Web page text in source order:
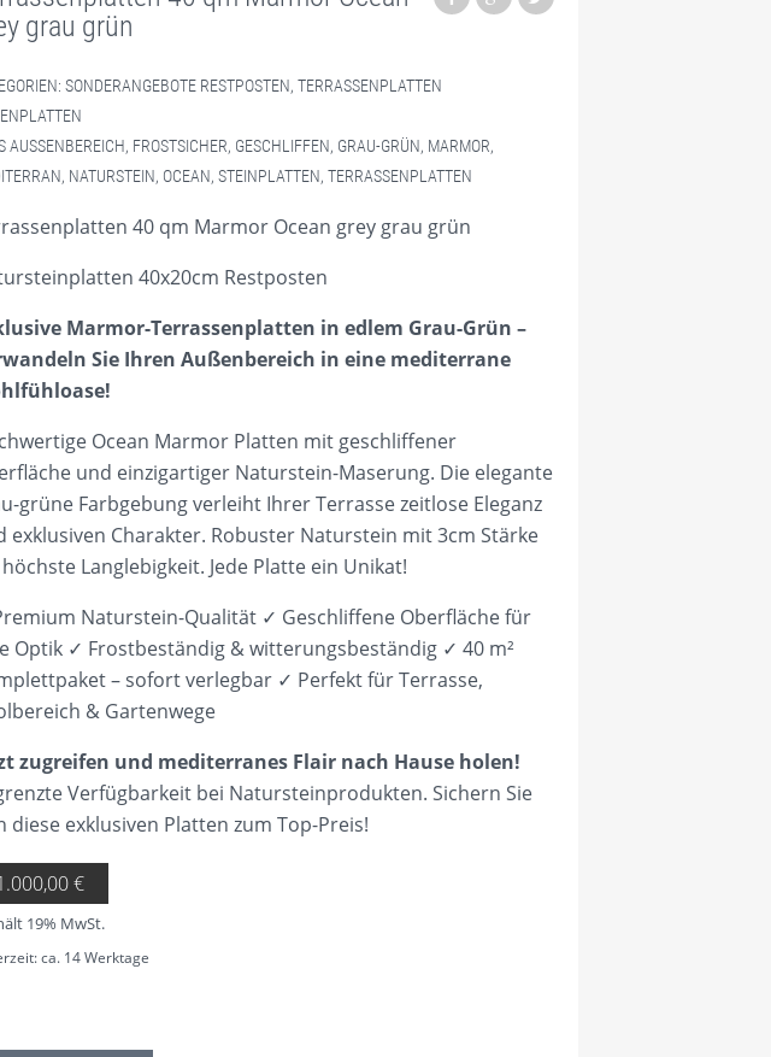
grau grün
SONDERANGEBOTE RESTPOSTEN, TERRASSENPLATTEN
AUSSENBEREICH , FROSTSICHER, GESCHLIFFEN, GRAU-GRÜN, MARMOR,
, NATURSTEIN, OCEAN, STEINPLATTEN, TERRASSENPLATTEN
40 qm Marmor Ocean grey grau grün
40x20cm Restposten
Marmor-Terrassenplatten in edlem Grau-Grün –
Sie Ihren Außenbereich in eine mediterrane
Ocean Marmor Platten mit geschliffener
und einzigartiger Naturstein-Maserung. Die elegante
grüne Farbgebung verleiht Ihrer Terrasse zeitlose Eleganz
exklusiven Charakter. Robuster Naturstein mit 3cm Stärke
Langlebigkeit. Jede Platte ein Unikat!
Naturstein-Qualität ✓ Geschliffene Oberfläche für
Optik ✓ Frostbeständig & witterungsbeständig ✓ 40 m²
– sofort verlegbar ✓ Perfekt für Terrasse,
& Gartenwege
zugreifen und mediterranes Flair nach Hause holen!
Verfügbarkeit bei Natursteinprodukten. Sichern Sie
diese exklusiven Platten zum Top-Preis!
€
19% MwSt.
ca. 14 Werktage